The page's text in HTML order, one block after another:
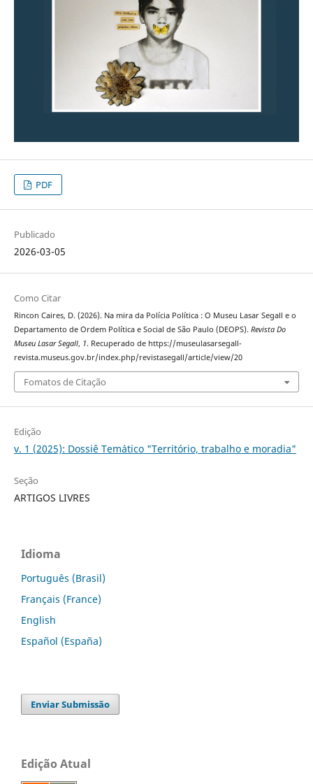
PDF
Publicado
2026-03-05
Como Citar
Rincon Caires, D. (2026). Na mira da Polícia Política : O Museu Lasar Segall e o
Departamento de Ordem Política e Social de São Paulo (DEOPS). Revista Do
Museu Lasar Segall, 1. Recuperado de https://museulasarsegall-
revista.museus.gov.br/index.php/revistasegall/article/view/20
Fomatos de Citação
Edição
v. 1 (2025): Dossiê Temático "Território, trabalho e moradia"
Seção
ARTIGOS LIVRES
Idioma
Português (Brasil)
Français (France)
English
Español (España)
Enviar Submissão
Edição Atual